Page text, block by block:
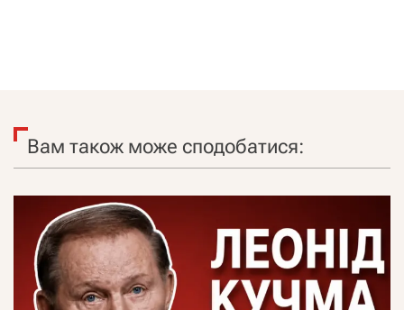
Вам також може сподобатися: